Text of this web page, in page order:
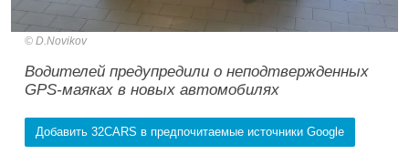
D.Novikov
Водителей предупредили о неподтвержденных
GPS-маяках в новых автомобилях
Добавить 32CARS в предпочитаемые источники Google